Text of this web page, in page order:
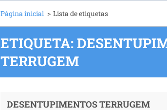
Página inicial > Lista de etiquetas
ETIQUETA:
TERRUGEM
DESENTUPIMENTOS TERRUGEM